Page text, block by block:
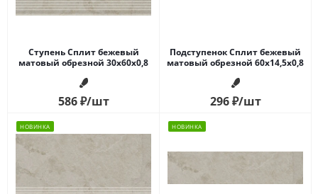
Ступень Сплит бежевый
матовый обрезной 30x60x0,8
586₽/шт
Подступенок Сплит бежевый
матовый обрезной 60x14,5x0,8
296₽/шт
НОВИНКА НОВИНКА